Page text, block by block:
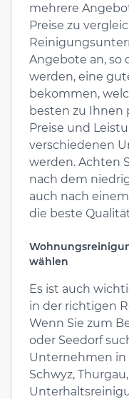
mehrere
Preise zu
Angebote an, so
werden, eine
bekommen,
besten zu Ihnen
Preise und
verschiedenen
werden. Achten
nach dem
auch nach
die beste
wählen
Es ist auch
in der richtigen
Wenn Sie zum
oder Seedorf
Unternehmen in
Schwyz,